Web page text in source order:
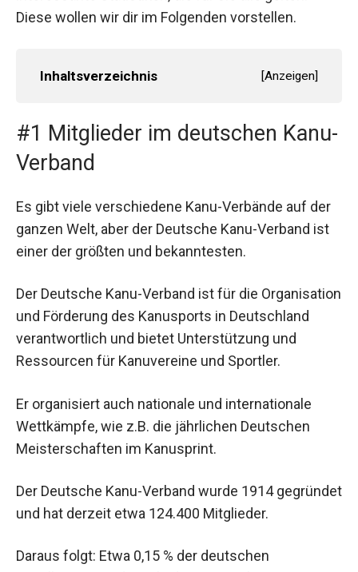
Diese wollen wir dir im Folgenden vorstellen.
Inhaltsverzeichnis [Anzeigen]
#1 Mitglieder im deutschen Kanu-
Verband
Es gibt viele verschiedene Kanu-Verbände auf der
ganzen Welt, aber der Deutsche Kanu-Verband ist
einer der größten und bekanntesten.
Der Deutsche Kanu-Verband ist für die Organisation
und Förderung des Kanusports in Deutschland
verantwortlich und bietet Unterstützung und
Ressourcen für Kanuvereine und Sportler.
Er organisiert auch nationale und internationale
Wettkämpfe, wie z.B. die jährlichen Deutschen
Meisterschaften im Kanusprint.
Der Deutsche Kanu-Verband wurde 1914 gegründet
und hat derzeit etwa 124.400 Mitglieder.
Daraus folgt: Etwa 0,15 % der deutschen